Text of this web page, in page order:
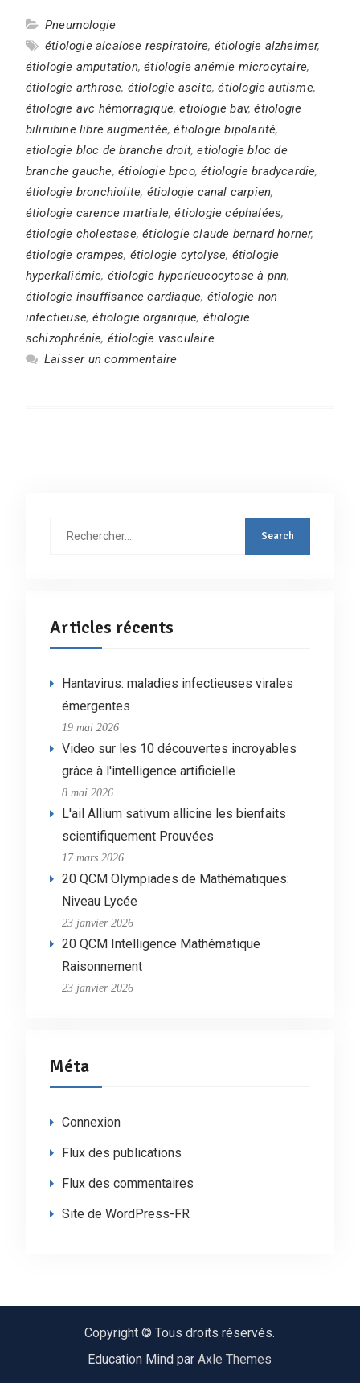
Pneumologie
étiologie alcalose respiratoire, étiologie alzheimer,
étiologie amputation,étiologie anémie microcytaire,
étiologie arthrose, étiologie ascite,étiologie autisme,
étiologie avc hémorragique,etiologie bav,étiologie
bilirubine libre augmentée,étiologie bipolarité,
etiologie bloc de branche droit,etiologie bloc de
branche gauche, étiologie bpco,étiologie bradycardie,
étiologie bronchiolite, étiologie canal carpien,
étiologie carence martiale,étiologie céphalées,
étiologie cholestase,étiologie claude bernard horner,
étiologie crampes, étiologie cytolyse, étiologie
hyperkaliémie, étiologie hyperleucocytose à pnn,
étiologie insuffisance cardiaque, étiologie non
infectieuse,étiologie organique, étiologie
schizophrénie, étiologie vasculaire
Laisser un commentaire
Articles récents
Hantavirus: maladies infectieuses virales
émergentes
19 mai 2026
Video sur les 10 découvertes incroyables
grâce à l'intelligence artificielle
8 mai 2026
L'ail Allium sativum allicine les bienfaits
scientifiquement Prouvées
17 mars 2026
20 QCM Olympiades de Mathématiques:
Niveau Lycée
23 janvier 2026
20 QCM Intelligence Mathématique
Raisonnement
23 janvier 2026
Méta
Connexion
Flux des publications
Flux des commentaires
Site de WordPress-FR
Copyright © Tous droits réservés.
Education Mind parAxle Themes